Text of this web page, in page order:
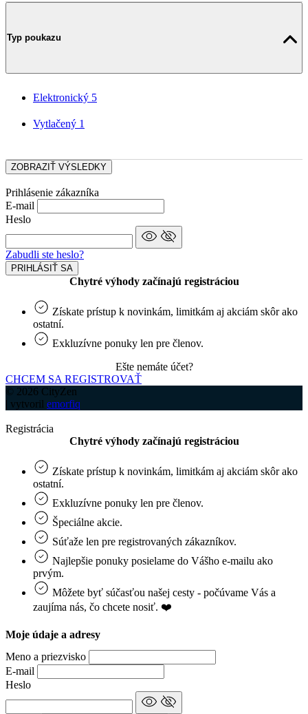
Typ poukazu
Elektronický 5
Vytlačený 1
ZOBRAZIŤ VÝSLEDKY
Prihlásenie zákazníka
E-mail
Heslo
Zabudli ste heslo?
PRIHLÁSIŤ SA
Chytré výhody začínajú registráciou
Získate prístup k novinkám, limitkám aj akciám skôr ako
ostatní.
Exkluzívne ponuky len pre členov.
Ešte nemáte účet?
CHCEM SA REGISTROVAŤ
© 2026 CityZen
| vytvoril emorfiq
Registrácia
Chytré výhody začínajú registráciou
Získate prístup k novinkám, limitkám aj akciám skôr ako
ostatní.
Exkluzívne ponuky len pre členov.
Špeciálne akcie.
Súťaže len pre registrovaných zákazníkov.
Najlepšie ponuky posielame do Vášho e-mailu ako
prvým.
Môžete byť súčasťou našej cesty - počúvame Vás a
zaujíma nás, čo chcete nosiť. ❤️
Moje údaje a adresy
Meno a priezvisko
E-mail
Heslo